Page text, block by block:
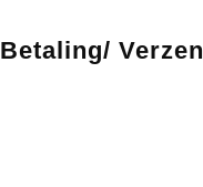
Betaling/